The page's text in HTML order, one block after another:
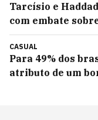
Tarcísio e
com embate
CASUAL
Para 49% dos
atributo de um